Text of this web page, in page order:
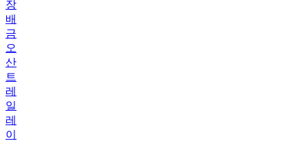
장
배
금
오
산
트
레
일
레
이